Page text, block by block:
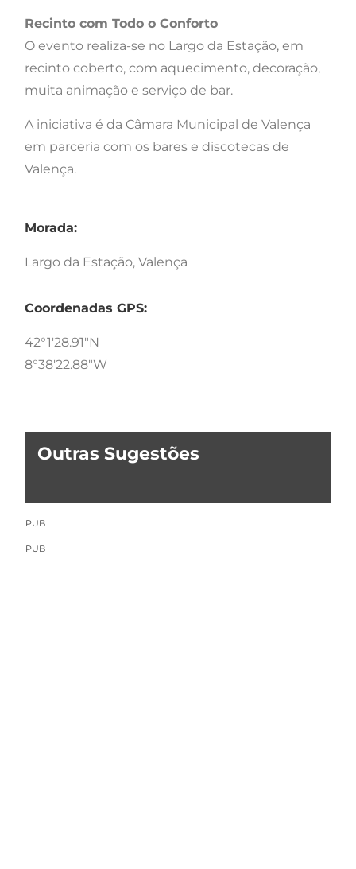
Recinto com Todo o Conforto
O evento realiza-se no Largo da Estação, em
recinto coberto, com aquecimento, decoração,
muita animação e serviço de bar.
A iniciativa é da Câmara Municipal de Valença
em parceria com os bares e discotecas de
Valença.
Morada:
Largo da Estação, Valença
Coordenadas GPS:
42°1'28.91"N
8°38'22.88"W
Outras Sugestões
PUB
PUB